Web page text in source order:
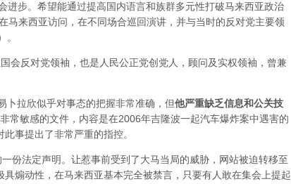
进步。希望能通过提高国内语言和族群多元性打破马来西亚政治
马来西亚访问，在不同场合巡回演讲，并与当时的反对党主要领
会反对党领袖，也是人民公正党创党人，顾问及实权领袖，曾兼
卜拉欣似乎对事态的把握非常准确，但他严重缺乏信息和公关技
常敏感的文件，内容是在2006年吉隆波一起汽车爆炸案中遇害的
事提出了非常严重的指控。
份法定声明。让惹事前受到了大马当局的威胁，网站被迫转移至
煽动性，在马来西亚基本完全被禁言，只要有人敢在集会上提起